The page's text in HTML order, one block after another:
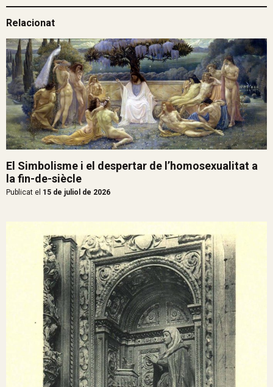
Relacionat
El Simbolisme i el despertar de l’homosexualitat a
la fin-de-siècle
Publicat el 15 de juliol de 2026